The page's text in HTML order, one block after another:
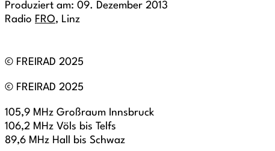
Produziert am: 09. Dezember 2013
Radio FRO, Linz
© FREIRAD 2025
© FREIRAD 2025
105,9 MHz Großraum Innsbruck
106,2 MHz Völs bis Telfs
89,6 MHz Hall bis Schwaz